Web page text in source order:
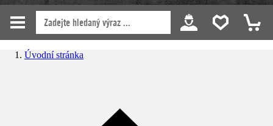
Úvodní stránka